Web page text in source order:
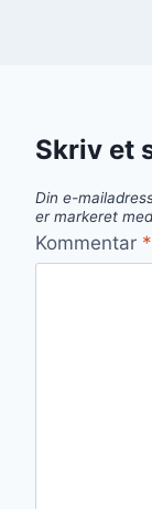
Skriv et
Din e-
er markeret
Kommentar *